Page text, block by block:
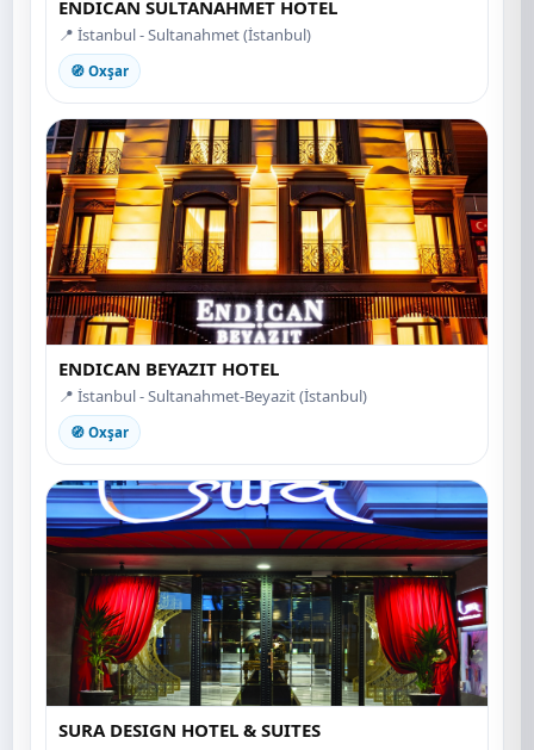
ENDICAN SULTANAHMET HOTEL
📍 İstanbul - Sultanahmet (İstanbul)
🧭 Oxşar
ENDICAN BEYAZIT HOTEL
📍 İstanbul - Sultanahmet-Beyazit (İstanbul)
🧭 Oxşar
SURA DESIGN HOTEL & SUITES